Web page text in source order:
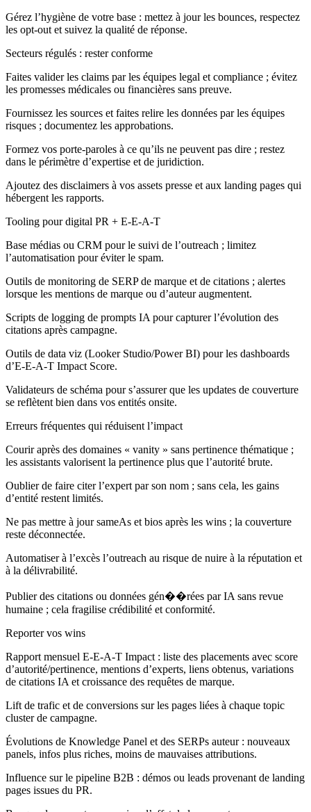
Gérez l’hygiène de votre base : mettez à jour les bounces, respectez
les opt‑out et suivez la qualité de réponse.
Secteurs régulés : rester conforme
Faites valider les claims par les équipes legal et compliance ; évitez
les promesses médicales ou financières sans preuve.
Fournissez les sources et faites relire les données par les équipes
risques ; documentez les approbations.
Formez vos porte‑paroles à ce qu’ils ne peuvent pas dire ; restez
dans le périmètre d’expertise et de juridiction.
Ajoutez des disclaimers à vos assets presse et aux landing pages qui
hébergent les rapports.
Tooling pour digital PR + E-E-A-T
Base médias ou CRM pour le suivi de l’outreach ; limitez
l’automatisation pour éviter le spam.
Outils de monitoring de SERP de marque et de citations ; alertes
lorsque les mentions de marque ou d’auteur augmentent.
Scripts de logging de prompts IA pour capturer l’évolution des
citations après campagne.
Outils de data viz (Looker Studio/Power BI) pour les dashboards
d’E‑E‑A‑T Impact Score.
Validateurs de schéma pour s’assurer que les updates de couverture
se reflètent bien dans vos entités onsite.
Erreurs fréquentes qui réduisent l’impact
Courir après des domaines « vanity » sans pertinence thématique ;
les assistants valorisent la pertinence plus que l’autorité brute.
Oublier de faire citer l’expert par son nom ; sans cela, les gains
d’entité restent limités.
Ne pas mettre à jour sameAs et bios après les wins ; la couverture
reste déconnectée.
Automatiser à l’excès l’outreach au risque de nuire à la réputation et
à la délivrabilité.
Publier des citations ou données gén��rées par IA sans revue
humaine ; cela fragilise crédibilité et conformité.
Reporter vos wins
Rapport mensuel E‑E‑A‑T Impact : liste des placements avec score
d’autorité/pertinence, mentions d’experts, liens obtenus, variations
de citations IA et croissance des requêtes de marque.
Lift de trafic et de conversions sur les pages liées à chaque topic
cluster de campagne.
Évolutions de Knowledge Panel et des SERPs auteur : nouveaux
panels, infos plus riches, moins de mauvaises attributions.
Influence sur le pipeline B2B : démos ou leads provenant de landing
pages issues du PR.